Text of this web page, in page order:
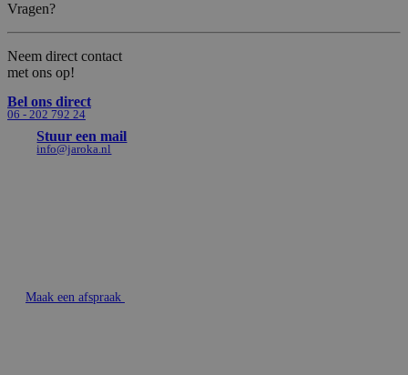
Vragen?
Neem direct contact
met ons op!
Bel ons direct
06 - 202 792 24
Stuur een mail
info@jaroka.nl
Maak een afspraak